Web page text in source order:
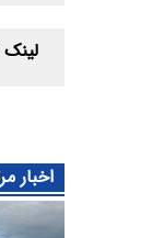
لینک
اخبار